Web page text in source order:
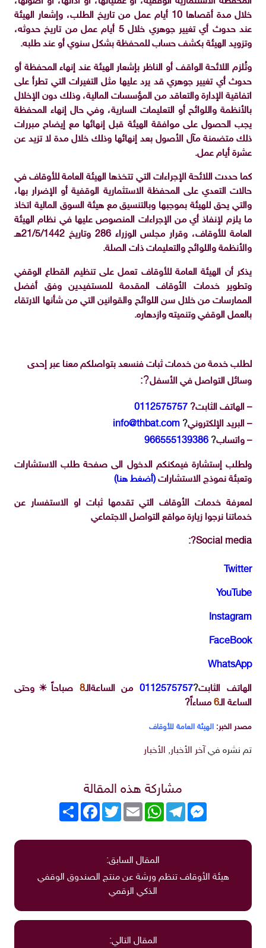
خلال مدة أقصاها 10 أيام عمل من تاريخ الطلب، وإشعار الهيئة
عند حدوث أي تغيير جوهري خلال 5 أيام عمل من تاريخ حدوثه،
وتزويد الهيئة بكشف حساب للمحفظة بشكل سنوي أو عند طلبه.
وتُلزم اللائحة الواقف أو الناظر بإشعار الهيئة عند إنهاء المحفظة أو
حدوث أي تغيير جوهري قد يرد عليها مثل التغيرات التي تطرأ على
اتفاقية الإدارة والتعاقد من المؤسسات المالية، وذلك دون الإخلال
بالأنظمة واللوائح أو التعليمات السارية، وفي حال إنهاء المحفظة
يجب الحصول على موافقة الهيئة قبل إنهائها مع إيضاح مبررات
ذلك متضمنة مآل الأصول بعد إنهائها وذلك خلال مدة لا تزيد عن
عشرة أيام عمل.
كما حددت اللائحة الإجراءات التي تتخذها الهيئة العامة للأوقاف في
حالات التعدي على المحفظة الاستثمارية الوقفية أو الإضرار بها،
والتي يحق للهيئة بموجبها وبالتنسيق مع هيئة السوق المالية اتخاذ
ما يلزم لإنفاذ أي من الإجراءات المنصوص عليها في نظام الهيئة
العامة للأوقاف، وقرار مجلس الوزراء 286 وتاريخ 21/5/1442هـ
والأنظمة واللوائح والتعليمات ذات الصلة.
يذكر أن الهيئة العامة للأوقاف تعمل على تنظيم القطاع الوقفي
وتطوير خدمات الأوقاف المقدمة للمستفيدين وفق أفضل
الممارسات من خلال سن اللوائح والقوانين التي من شأنها الارتقاء
بالعمل الوقفي وتنميته وازدهاره.
لطلب خدمة من خدمات ثبات فنسعد بتواصلكم معنا عبر إحدى
وسائل التواصل في الأسفل?:
– الهاتف الثابت? 0112575757
– البريد الإلكتروني?
info@thbat.com
– واتساب?
966555139386
ولطلب إستشارة فيمكنكم الدخول الى صفحة طلب الاستشارات
وتعبئة نموذج الاستشارات (أضغط هنا)
لمعرفة خدمات الأوقاف التي تقدمها ثبات او الاستفسار عن
خدماتنا نرجوا زيارة مواقع التواصل الاجتماعي
Social media?:
Twitter
YouTube
Instagram
FaceBook
WhatsApp
الهاتف الثابت?
0112575757 من الساعةالـ8 صباحاً☀وحتى
الساعة الـ6 مساءاً?
مصدر الخبر: الهيئة العامة للأوقاف
تم نشره في آخر الأخبار, الأخبار
مشاركة هذه المقالة
انشر
FacebookTwitterEmail
WhatsAppTelegram
Messenger
المقال السابق:
هيئة الأوقاف تنظم ورشة عن منتج الصندوق الوقفي
الذكي الرقمي
المقال التالي: